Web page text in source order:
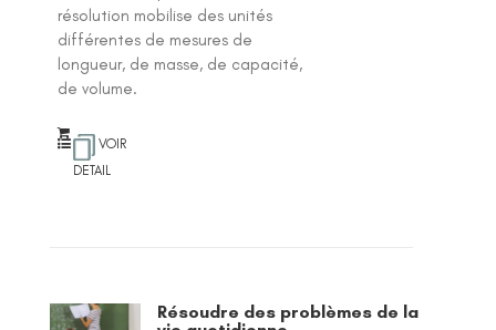
résolution mobilise des unités
différentes de mesures de
longueur, de masse, de capacité,
de volume.
VOIR
DETAIL
Résoudre des problèmes de la